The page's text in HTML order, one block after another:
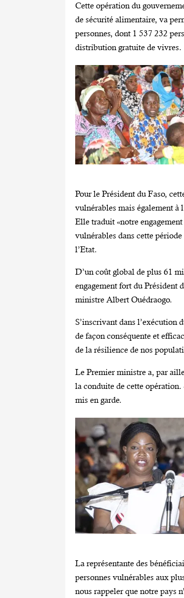
Cette opération du
de sécurité alimentaire, va
personnes, dont 1 537 232
distribution gratuite de vivres.
Pour le Président du Faso,
vulnérables mais également à
Elle traduit «notre
vulnérables dans cette
l’Etat.
D’un coût global de plus 61
engagement fort du Président
ministre Albert Ouédraogo.
S’inscrivant dans l’exécution
de façon conséquente et
de la résilience de nos
Le Premier ministre a, par
la conduite de cette
mis en garde.
La représentante des
personnes vulnérables aux
nous rappeler que notre pays